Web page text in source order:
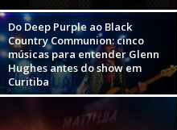
Do Deep Purple ao Black
Country Communion: cinco
músicas para entender Glenn
Hughes antes do show em
Curitiba